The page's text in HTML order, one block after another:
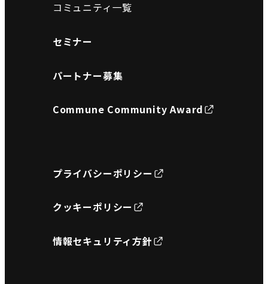
コミュニティ一覧
セミナー
パートナー募集
Commune Community Award
プライバシーポリシー
クッキーポリシー
情報セキュリティ方針